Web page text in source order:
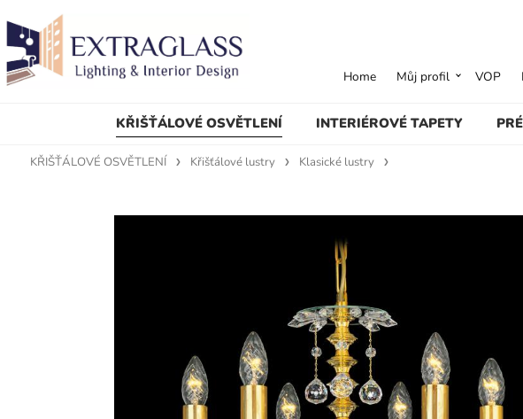
KŘIŠŤÁLOVÉ OSVĚTLENÍ INTERIÉROVÉ TAPETY
Home Můj profil VOP
KŘIŠŤÁLOVÉ OSVĚTLENÍ Křišťálové lustry Klasické lustry